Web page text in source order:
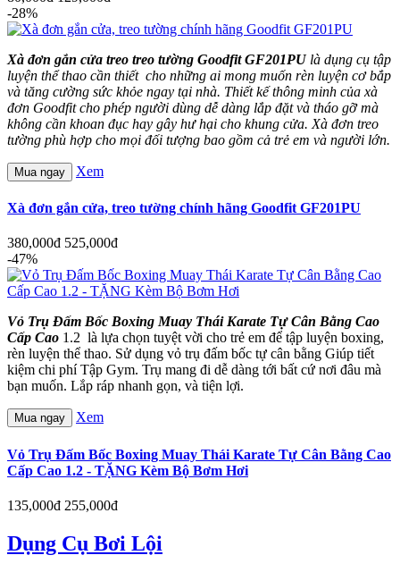
-28%
Xà đơn gắn cửa treo treo tường Goodfit GF201PUlà dụng cụ tập
luyện thể thao cần thiết cho những ai mong muốn rèn luyện cơ bắp
và tăng cường sức khỏe ngay tại nhà. Thiết kế thông minh của xà
đơn Goodfit cho phép người dùng dễ dàng lắp đặt và tháo gỡ mà
không cần khoan đục hay gây hư hại cho khung cửa. Xà đơn treo
tường phù hợp cho mọi đối tượng bao gồm cả trẻ em và người lớn.
Mua ngay Xem
Xà đơn gắn cửa, treo tường chính hãng Goodfit GF201PU
380,000đ 525,000đ
-47%
Vỏ Trụ Đấm Bốc Boxing Muay Thái Karate Tự Cân Bằng Cao
Cấp Cao 1.2 là lựa chọn tuyệt vời cho trẻ em để tập luyện boxing,
rèn luyện thể thao. Sử dụng vỏ trụ đấm bốc tự cân bằng Giúp tiết
kiệm chi phí Tập Gym. Trụ mang đi dễ dàng tới bất cứ nơi đâu mà
bạn muốn. Lắp ráp nhanh gọn, và tiện lợi.
Mua ngay Xem
Vỏ Trụ Đấm Bốc Boxing Muay Thái Karate Tự Cân Bằng Cao
Cấp Cao 1.2 - TẶNG Kèm Bộ Bơm Hơi
135,000đ 255,000đ
Dụng Cụ Bơi Lội